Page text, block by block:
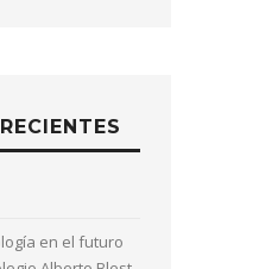
en el futuro